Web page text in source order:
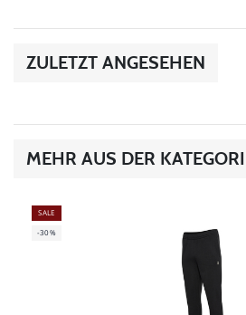
ZULETZT ANGESEHEN
MEHR AUS DER
SALE
-30%